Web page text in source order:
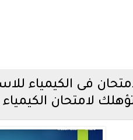
فى الكيمياء
لامتحان الكيمياء